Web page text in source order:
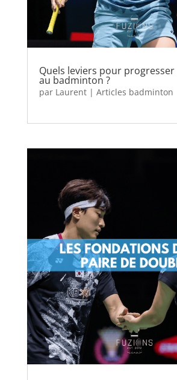
Quels leviers pour
au badminton ?
par Laurent| Articles badminton